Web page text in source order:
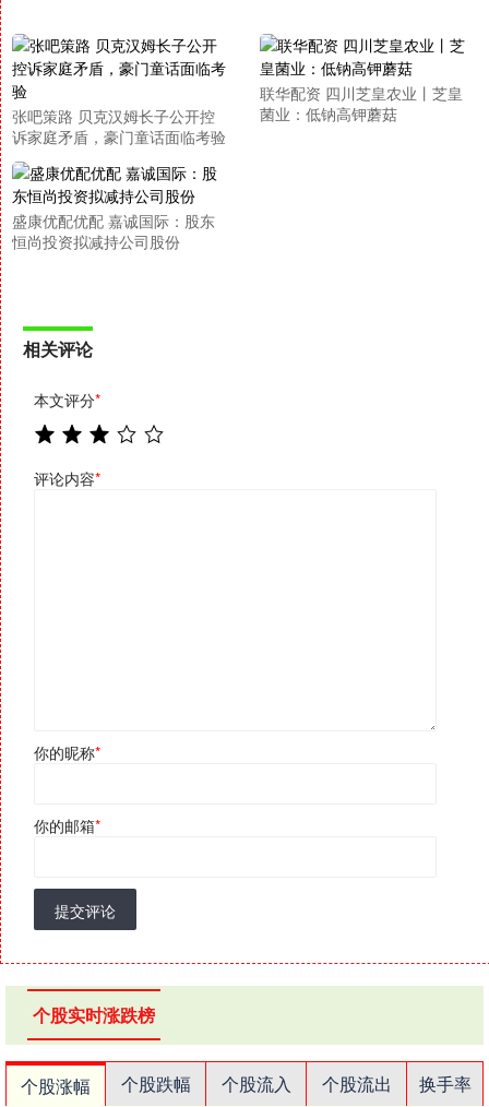
张吧策路 贝克汉姆长子公开控
诉家庭矛盾，豪门童话面临考验
联华配资 四川芝皇农业丨芝皇
菌业：低钠高钾蘑菇
盛康优配优配 嘉诚国际：股东
恒尚投资拟减持公司股份
相关评论
本文评分*
评论内容*
你的昵称*
你的邮箱*
提交评论
个股实时涨跌榜
个股涨幅 个股跌幅 个股流入 个股流出
换手率